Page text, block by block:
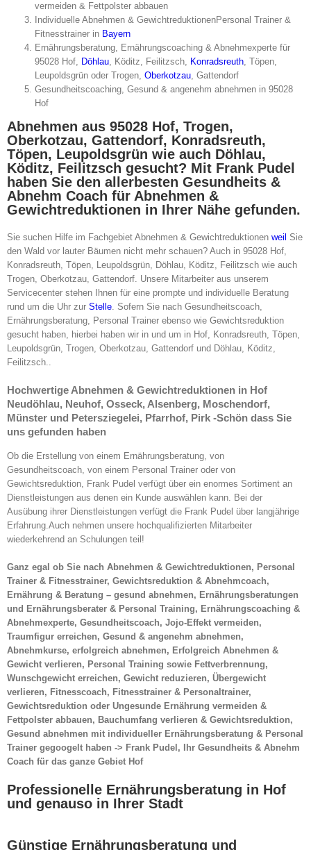
vermeiden & Fettpolster abbauen
Individuelle Abnehmen & GewichtreduktionenPersonal Trainer &
Fitnesstrainer in Bayern
Ernährungsberatung, Ernährungscoaching & Abnehmexperte für
95028 Hof, Döhlau, Köditz, Feilitzsch, Konradsreuth, Töpen,
Leupoldsgrün oder Trogen, Oberkotzau, Gattendorf
Gesundheitscoaching, Gesund & angenehm abnehmen in 95028
Hof
Abnehmen aus 95028 Hof, Trogen,
Oberkotzau, Gattendorf, Konradsreuth,
Töpen, Leupoldsgrün wie auch Döhlau,
Köditz, Feilitzsch gesucht? Mit Frank Pudel
haben Sie den allerbesten Gesundheits &
Abnehm Coach für Abnehmen &
Gewichtreduktionen in Ihrer Nähe gefunden.
Sie suchen Hilfe im Fachgebiet Abnehmen & Gewichtreduktionen weil Sie
den Wald vor lauter Bäumen nicht mehr schauen? Auch in 95028 Hof,
Konradsreuth, Töpen, Leupoldsgrün, Döhlau, Köditz, Feilitzsch wie auch
Trogen, Oberkotzau, Gattendorf. Unsere Mitarbeiter aus unserem
Servicecenter stehen Ihnen für eine prompte und individuelle Beratung
rund um die Uhr zur Stelle. Sofern Sie nach Gesundheitscoach,
Ernährungsberatung, Personal Trainer ebenso wie Gewichtsreduktion
gesucht haben, hierbei haben wir in und um in Hof, Konradsreuth, Töpen,
Leupoldsgrün, Trogen, Oberkotzau, Gattendorf und Döhlau, Köditz,
Feilitzsch..
Hochwertige Abnehmen & Gewichtreduktionen in Hof
Neudöhlau, Neuhof, Osseck, Alsenberg, Moschendorf,
Münster und Petersziegelei, Pfarrhof, Pirk -Schön dass Sie
uns gefunden haben
Ob die Erstellung von einem Ernährungsberatung, von
Gesundheitscoach, von einem Personal Trainer oder von
Gewichtsreduktion, Frank Pudel verfügt über ein enormes Sortiment an
Dienstleistungen aus denen ein Kunde auswählen kann. Bei der
Ausübung ihrer Dienstleistungen verfügt die Frank Pudel über langjährige
Erfahrung.Auch nehmen unsere hochqualifizierten Mitarbeiter
wiederkehrend an Schulungen teil!
Ganz egal ob Sie nach Abnehmen & Gewichtreduktionen, Personal
Trainer & Fitnesstrainer, Gewichtsreduktion & Abnehmcoach,
Ernährung & Beratung – gesund abnehmen, Ernährungsberatungen
und Ernährungsberater & Personal Training, Ernährungscoaching &
Abnehmexperte, Gesundheitscoach, Jojo-Effekt vermeiden,
Traumfigur erreichen, Gesund & angenehm abnehmen,
Abnehmkurse, erfolgreich abnehmen, Erfolgreich Abnehmen &
Gewicht verlieren, Personal Training sowie Fettverbrennung,
Wunschgewicht erreichen, Gewicht reduzieren, Übergewicht
verlieren, Fitnesscoach, Fitnesstrainer & Personaltrainer,
Gewichtsreduktion oder Ungesunde Ernährung vermeiden &
Fettpolster abbauen, Bauchumfang verlieren & Gewichtsreduktion,
Gesund abnehmen mit individueller Ernährungsberatung & Personal
Trainer gegoogelt haben -> Frank Pudel, Ihr Gesundheits & Abnehm
Coach für das ganze Gebiet Hof
Professionelle Ernährungsberatung in Hof
und genauso in Ihrer Stadt
Günstige Ernährungsberatung und